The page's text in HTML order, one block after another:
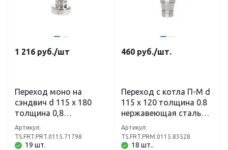
1 216 руб./шт
Переход моно на
сэндвич d 115 х 180
толщина 0,8
нержавеющая сталь
(430) х 0,5
нержавеющая сталь
19 шт.
Артикул:
TS.FRT.PRT.0115.71798
460 руб./шт.
Переход с котла П-М d
115 х 120 толщина 0.8
нержавеющая сталь
(430)
18 шт..
Артикул:
TS.FRT.PRM.0115.83528